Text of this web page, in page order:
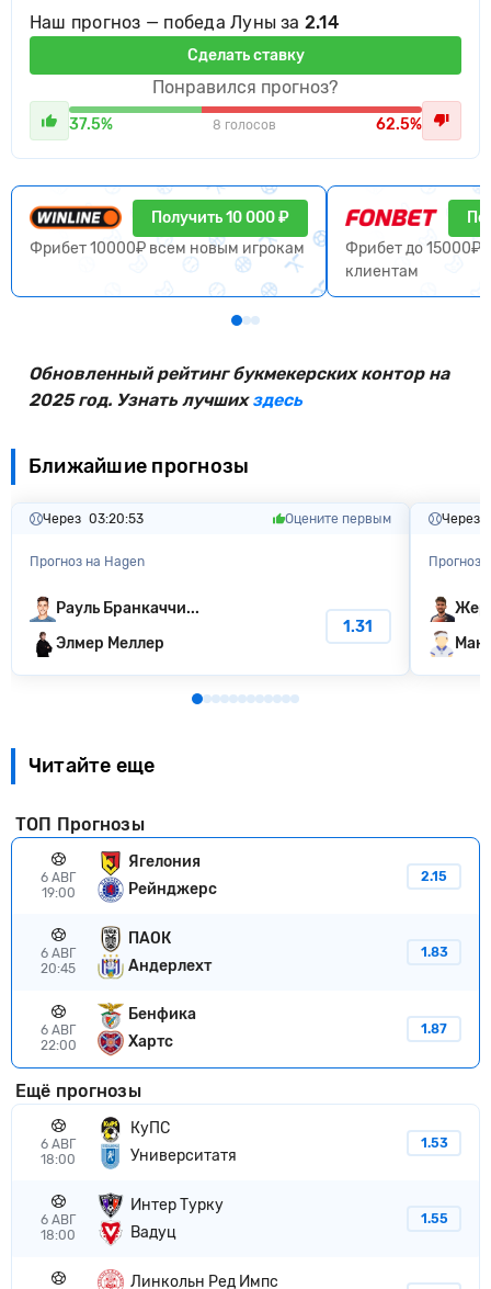
Наш прогноз — победа Луны за 2.14
Сделать ставку
Понравился прогноз?
37.5% 8 голосов 62.5%
Получить 10 000 ₽
Фрибет 10000₽ всем новым игрокам
Фрибет до 15000₽
клиентам
Обновленный рейтинг букмекерских контор на
2025 год. Узнать лучшихздесь
Ближайшие прогнозы
Через 03:20:52 Оцените первым
Прогноз на Hagen
Рауль Бранкаччи...
Элмер Меллер
1.31
Через
Прогноз
Читайте еще
ТОП Прогнозы
6 АВГ
19:00
Ягелония
Рейнджерс
2.15
6 АВГ
20:45
ПАОК
Андерлехт
1.83
6 АВГ
22:00
Бенфика
Хартс
1.87
Ещё прогнозы
6 АВГ
18:00
КуПС
Университатя
1.53
6 АВГ
18:00
Интер Турку
Вадуц
1.55
Линкольн Ред Импс